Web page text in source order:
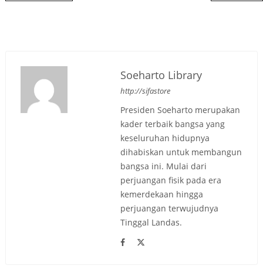
Soeharto Library
http://sifastore
Presiden Soeharto merupakan
kader terbaik bangsa yang
keseluruhan hidupnya
dihabiskan untuk membangun
bangsa ini. Mulai dari
perjuangan fisik pada era
kemerdekaan hingga
perjuangan terwujudnya
Tinggal Landas.